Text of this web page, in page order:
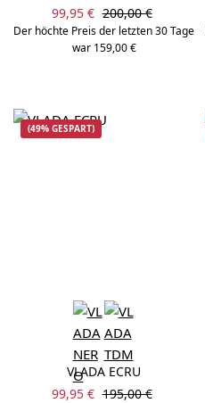
Verkaufspreis:
99,95 € Regulärer Preis:
200,00 €
Der höchte Preis der letzten 30 Tage
war 159,00 €
(49% GESPART)
VLADA ECRU
Verkaufspreis:
99,95 € Regulärer Preis:
195,00 €